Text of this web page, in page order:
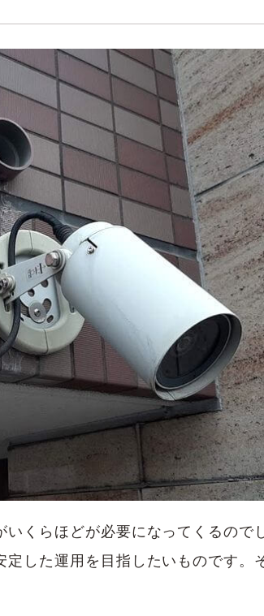
くらほどが必要になってくるので
した運用を目指したいものです。